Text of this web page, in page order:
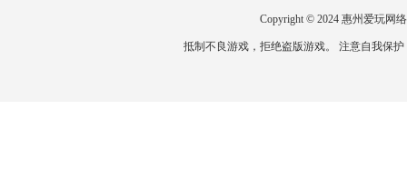
Copyright © 2024 惠州爱玩网
抵制不良游戏，拒绝盗版游戏。 注意自我保